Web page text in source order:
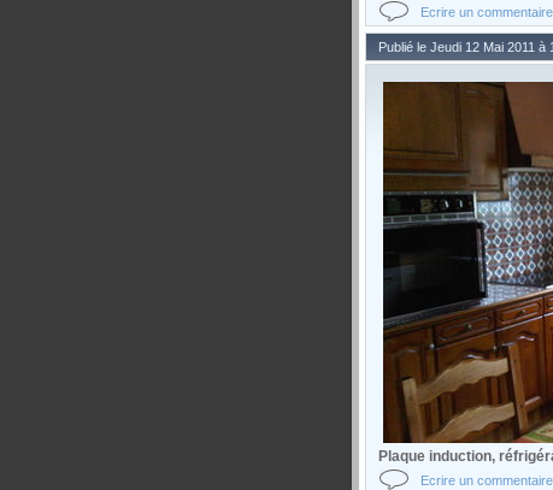
Ecrire un commentaire
Publié le Jeudi 12 Mai 2011 à
Plaque induction,
Ecrire un commentaire